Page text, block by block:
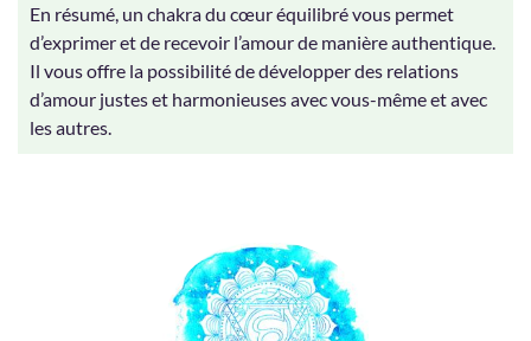
En résumé, un chakra du cœur équilibré vous permet
d’exprimer et de recevoir l’amour de manière authentique.
Il vous offre la possibilité de développer des relations
d’amour justes et harmonieuses avec vous-même et avec
les autres.